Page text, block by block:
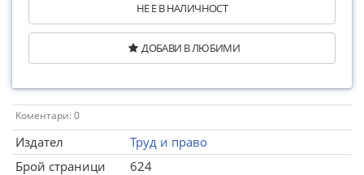
НЕ Е В НАЛИЧНОСТ
ДОБАВИ В ЛЮБИМИ
Коментари: 0
Издател
Труд и право
Брой страници
624